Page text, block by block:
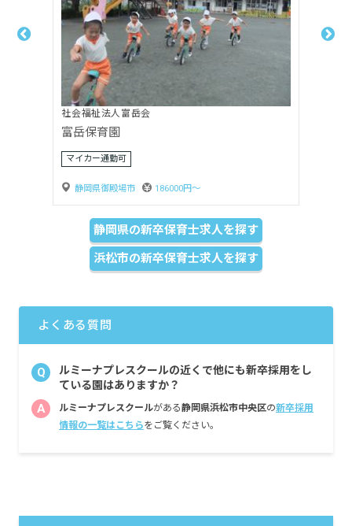
社会福祉法人嬰育会
月坂保育園
賞与3ヶ月以上
静岡県島田市
静岡県の新卒保育士求人を探す
浜松市の新卒保育士求人を探す
よくある質問
Q
ルミーナプレスクールの近くで他にも新卒採用をし
ている園はありますか？
A ルミーナプレスクールがある静岡県浜松市中央区の新卒採用
情報の一覧はこちらをご覧ください。